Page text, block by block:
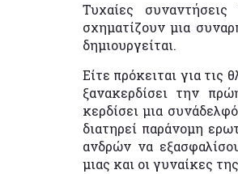
Τυχαίες
σχηματίζουν μια
δημιουργείται.
Είτε πρόκειται για
ξανακερδίσει την
κερδίσει μια
διατηρεί παράνομη
ανδρών να
μιας και οι γυναίκες